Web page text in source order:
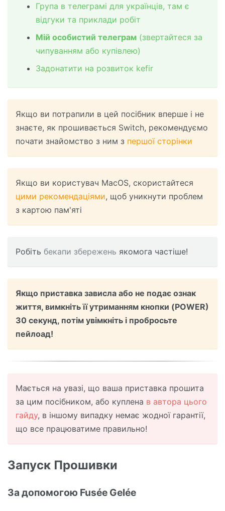
Група в телеграмі для українців, там є
відгуки та приклади робіт
Мій особистий телеграм (звертайтеся за
чипуванням або купівлею)
Задонатити на розвиток kefir
Якщо ви потрапили в цей посібник вперше і не
знаєте, як прошивається Switch, рекомендуємо
почати знайомство з ним з першої сторінки
Якщо ви користувач MacOS, скористайтеся
цими рекомендаціями, щоб уникнути проблем
з картою пам'яті
Робіть бекапи збережень якомога частіше!
Якщо приставка зависла або не подає ознак
життя, вимкніть її утриманням кнопки (POWER)
30 секунд, потім увімкніть і пробросьте
пейлоад!
Мається на увазі, що ваша приставка прошита
за цим посібником, або куплена в автора цього
гайду, в іншому випадку немає жодної гарантії,
що все працюватиме правильно!
Запуск Прошивки
За допомогою Fusée Gelée